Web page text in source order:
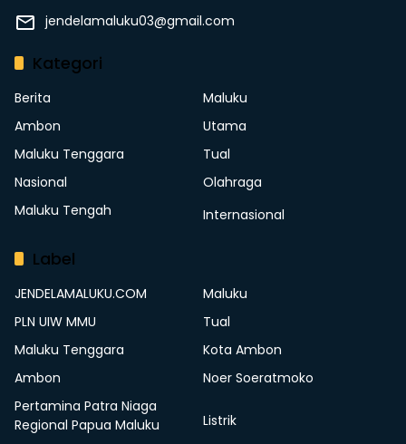
jendelamaluku03@gmail.com
Kategori
Berita
Maluku
Ambon
Utama
Maluku Tenggara
Tual
Nasional
Olahraga
Maluku Tengah
Internasional
Label
JENDELAMALUKU.COM
Maluku
PLN UIW MMU
Tual
Maluku Tenggara
Kota Ambon
Ambon
Noer Soeratmoko
Pertamina Patra Niaga
Regional Papua Maluku
Listrik